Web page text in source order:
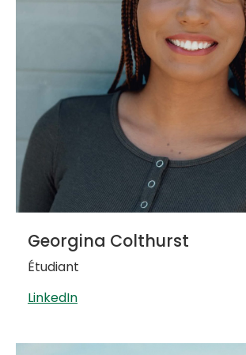
Georgina Colthurst
Étudiant
LinkedIn